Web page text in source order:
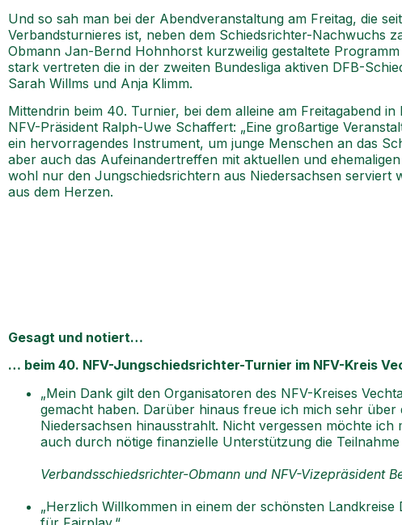
Und so sah man bei der Abendveranstaltung am Freitag, die
Verbandsturnieres ist, neben dem Schiedsrichter-Nachwuchs
Obmann Jan-Bernd Hohnhorst kurzweilig gestaltete
stark vertreten die in der zweiten Bundesliga aktiven DFB-
Sarah Willms und Anja Klimm.
Mittendrin beim 40. Turnier, bei dem alleine am Freitagabend
NFV-Präsident Ralph-Uwe Schaffert: „Eine großartige
ein hervorragendes Instrument, um junge Menschen an das
aber auch das Aufeinandertreffen mit aktuellen und
wohl nur den Jungschiedsrichtern aus Niedersachsen serviert
aus dem Herzen.
Gesagt und notiert…
… beim 40. NFV-Jungschiedsrichter-Turnier im NFV-Kreis
„Mein Dank gilt den Organisatoren des NFV-Kreises
gemacht haben. Darüber hinaus freue ich mich sehr
Niedersachsen hinausstrahlt. Nicht vergessen möchte
auch durch nötige finanzielle Unterstützung die
Verbandsschiedsrichter-Obmann und NFV-Vizepräsident
„Herzlich Willkommen in einem der schönsten